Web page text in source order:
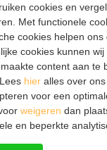
en tijdig geleverd
voor houtkachel.
cookies en
Met functionele
cookies helpen
cookies kunnen
content aan te
hier alles over
voor een
weigeren dan
en beperkte